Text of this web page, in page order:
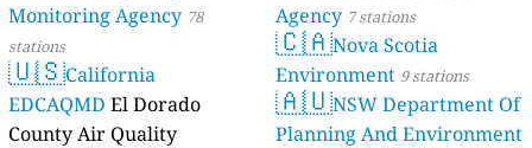
Monitoring Agency 78
stations
🇺🇸California
EDCAQMD El Dorado
County Air Quality
Agency 7 stations
🇨🇦Nova Scotia
Environment 9 stations
🇦🇺NSW Department Of
Planning And Environment